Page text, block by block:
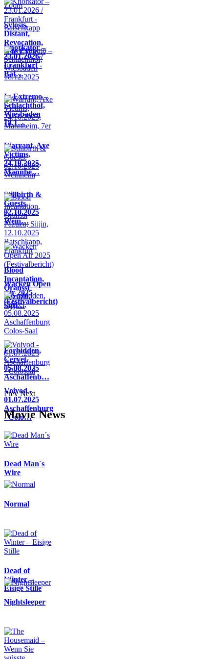
Sylosis,
Distant,
Revocation,
Life Cycle…
Knorkator –
23.01.2026 /
Frankfurt -
Bat…
In Extremo –
Schlachthof,
Wiesbaden
18.1…
Warrant, Axe
Victims,
24.10.2025,
Mannhe…
Stillbirth &
Guests,
02.10.2025
Wein…
Blood
Incantation,
Oranssi
Pazuzu,
Sijji…
Wacken Open
Air 2025
(Festivalbericht)
Forbidden,
Cervet,
05.08.2025
Aschaffenb…
Voivod -
01.07.2025
Aschaffenburg
- Colo…
Prev Next
Movie News
Dead Man´s
Wire
Normal
Dead of
Winter –
Eisige Stille
Nightsleeper